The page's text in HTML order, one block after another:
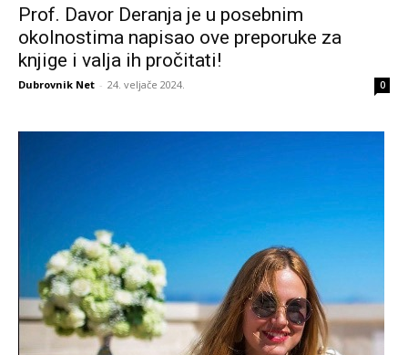
Prof. Davor Deranja je u posebnim
okolnostima napisao ove preporuke za
knjige i valja ih pročitati!
Dubrovnik Net - 24. veljače 2024. 0